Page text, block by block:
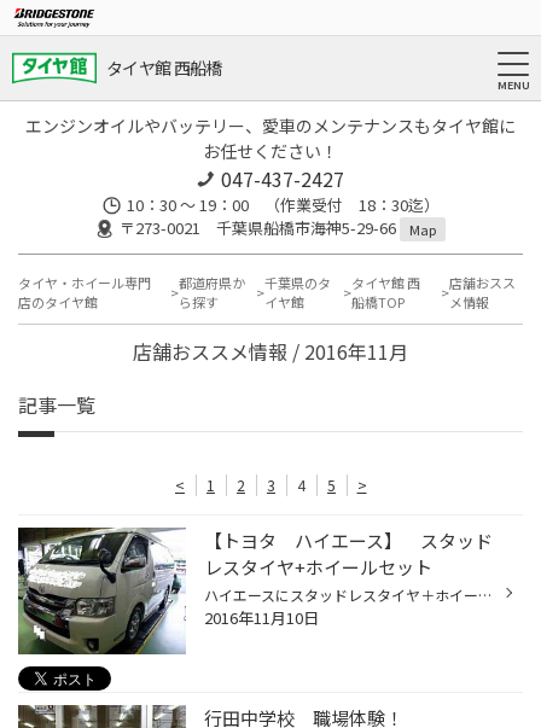
タイヤ館 西船橋
エンジンオイルやバッテリー、愛車のメンテナンスもタイヤ館に
お任せください！
047-437-2427
10：30 ～ 19：00 （作業受付 18：30迄）
〒273-0021 千葉県船橋市海神5-29-66
Map
タイヤ・ホイール専門
店のタイヤ館
都道府県か
ら探す
千葉県のタ
イヤ館
タイヤ館 西
船橋TOP
店舗おスス
メ情報
店舗おススメ情報 / 2016年11月
記事一覧
< 1 2 3 4 5 >
【トヨタ ハイエース】 スタッド
レスタイヤ+ホイールセット
ハイエースにスタッドレスタイヤ＋ホイールセットの装着です！ こちらのハイエース。お仕事で送迎用に使用しているとのことで、安全のために早めのスタッドレスタイヤへ交換です。 画像公開にあたり、会社名等は伏せさせていただきますね。 装着タイヤ ： BLIZZAK VL1 195/80R15 107/105L 装着...
2016年11月10日
行田中学校 職場体験！